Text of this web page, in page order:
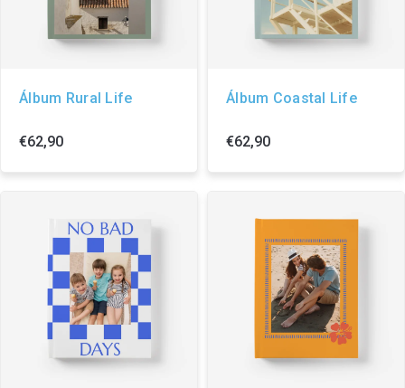
Álbum Rural Life
€62,90
Álbum Coastal Life
€62,90